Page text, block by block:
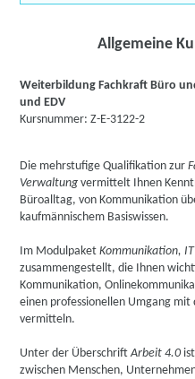
Allgemeine
Weiterbildung Fachkraft Büro
und EDV
Kursnummer: Z-E-3122-2
Die mehrstufige Qualifikation zur
Verwaltung vermittelt Ihnen
Büroalltag, von Kommunikation
kaufmännischem Basiswissen.
Im ModulpaketKommunikation,
zusammengestellt, die Ihnen
Kommunikation,
einen professionellen Umgang mit
vermitteln.
Unter der ÜberschriftArbeit 4.0ist
zwischen Menschen,